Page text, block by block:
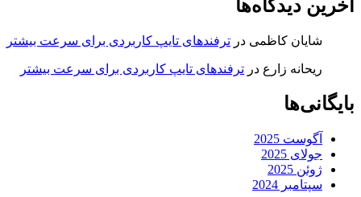
آخرین دیدگاه‌ها
شایان کاظمی در ترفندهای تایپ کاربردی برای سرعت بیشتر
ریحانه زارع در ترفندهای تایپ کاربردی برای سرعت بیشتر
بایگانی‌ها
آگوست 2025
جولای 2025
ژوئن 2025
سپتامبر 2024